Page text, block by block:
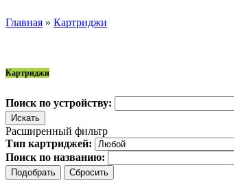
Главная » Картриджи
Картриджи
Поиск по устройству:
Расширенный фильтр
Тип картриджей:
Поиск по названию: